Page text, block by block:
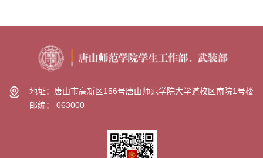
地址：唐山市高新区156号唐山师范学院大学道校区南院1号楼
邮编： 063000